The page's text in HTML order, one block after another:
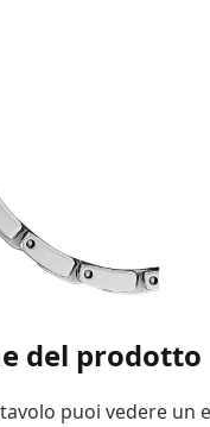
del prodotto
puoi vedere un